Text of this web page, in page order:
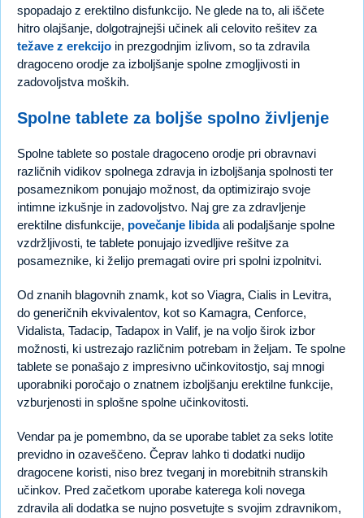
spopadajo z erektilno disfunkcijo. Ne glede na to, ali iščete
hitro olajšanje, dolgotrajnejši učinek ali celovito rešitev za
težave z erekcijo in prezgodnjim izlivom, so ta zdravila
dragoceno orodje za izboljšanje spolne zmogljivosti in
zadovoljstva moških.
Spolne tablete za boljše spolno življenje
Spolne tablete so postale dragoceno orodje pri obravnavi
različnih vidikov spolnega zdravja in izboljšanja spolnosti ter
posameznikom ponujajo možnost, da optimizirajo svoje
intimne izkušnje in zadovoljstvo. Naj gre za zdravljenje
erektilne disfunkcije, povečanje libidaali podaljšanje spolne
vzdržljivosti, te tablete ponujajo izvedljive rešitve za
posameznike, ki želijo premagati ovire pri spolni izpolnitvi.
Od znanih blagovnih znamk, kot so Viagra, Cialis in Levitra,
do generičnih ekvivalentov, kot so Kamagra, Cenforce,
Vidalista, Tadacip, Tadapox in Valif, je na voljo širok izbor
možnosti, ki ustrezajo različnim potrebam in željam. Te spolne
tablete se ponašajo z impresivno učinkovitostjo, saj mnogi
uporabniki poročajo o znatnem izboljšanju erektilne funkcije,
vzburjenosti in splošne spolne učinkovitosti.
Vendar pa je pomembno, da se uporabe tablet za seks lotite
previdno in ozaveščeno. Čeprav lahko ti dodatki nudijo
dragocene koristi, niso brez tveganj in morebitnih stranskih
učinkov. Pred začetkom uporabe katerega koli novega
zdravila ali dodatka se nujno posvetujte s svojim zdravnikom,